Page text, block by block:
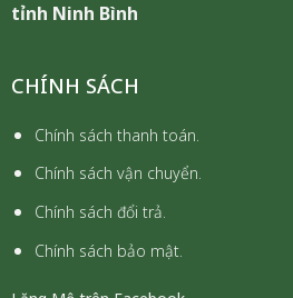
tỉnh Ninh Bình
CHÍNH SÁCH
Chính sách thanh toán.
Chính sách vận chuyển.
Chính sách đổi trả.
Chính sách bảo mật.